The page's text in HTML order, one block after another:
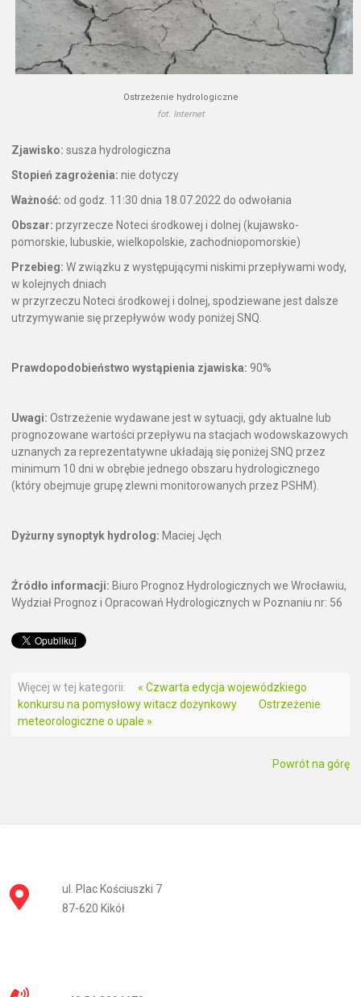
Ostrzeżenie hydrologiczne
fot. Internet
Zjawisko:susza hydrologiczna
Stopień zagrożenia: nie dotyczy
Ważność: od godz. 11:30 dnia 18.07.2022 do odwołania
Obszar:przyrzecze Noteci środkowej i dolnej (kujawsko-
pomorskie, lubuskie, wielkopolskie, zachodniopomorskie)
Przebieg:W związku z występującymi niskimi przepływami wody,
w kolejnych dniach
w przyrzeczu Noteci środkowej i dolnej, spodziewane jest dalsze
utrzymywanie się przepływów wody poniżej SNQ.
Prawdopodobieństwo wystąpienia zjawiska:90%
Uwagi:Ostrzeżenie wydawane jest w sytuacji, gdy aktualne lub
prognozowane wartości przepływu na stacjach wodowskazowych
uznanych za reprezentatywne układają się poniżej SNQ przez
minimum 10 dni w obrębie jednego obszaru hydrologicznego
(który obejmuje grupę zlewni monitorowanych przez PSHM).
Dyżurny synoptyk hydrolog: Maciej Jęch
Źródło informacji: Biuro Prognoz Hydrologicznych we Wrocławiu,
Wydział Prognoz i Opracowań Hydrologicznych w Poznaniu nr: 56
Więcej w tej kategorii:
« Czwarta edycja wojewódzkiego
konkursu na pomysłowy witacz dożynkowy
Ostrzeżenie
meteorologiczne o upale »
Powrót na górę
ul. Plac Kościuszki 7
87-620 Kikół